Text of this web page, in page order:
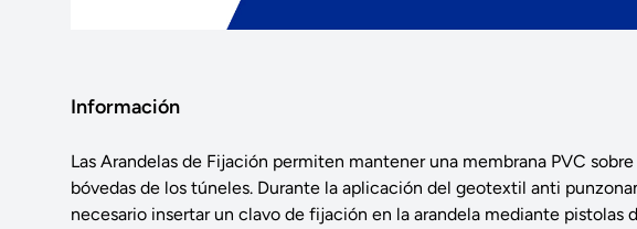
Información
Las Arandelas de Fijación permiten mantener una membrana PVC
bóvedas de los túneles. Durante la aplicación del geotextil anti
necesario insertar un clavo de fijación en la arandela mediante pistolas